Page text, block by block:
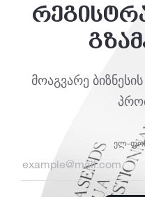
მოაგვარე
Ელ-